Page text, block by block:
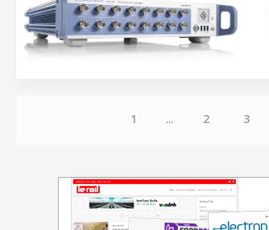
1 ... 2 3